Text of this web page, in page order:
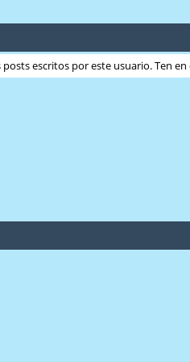
escritos por este usuario. Ten